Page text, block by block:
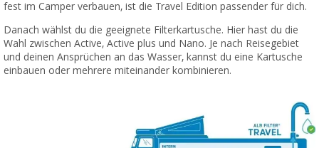
fest im Camper verbauen, ist die Travel Edition passender für dich.
Danach wählst du die geeignete Filterkartusche. Hier hast du die
Wahl zwischen Active, Active plus und Nano. Je nach Reisegebiet
und deinen Ansprüchen an das Wasser, kannst du eine Kartusche
einbauen oder mehrere miteinander kombinieren.